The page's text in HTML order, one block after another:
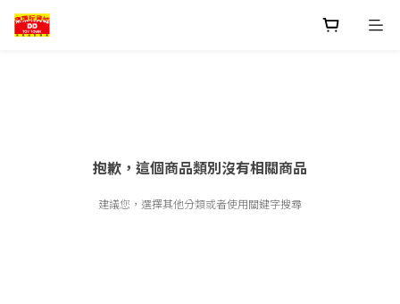
抱歉，這個商品類別沒有相關商品
建議您，選擇其他分類或者使用關鍵字搜尋